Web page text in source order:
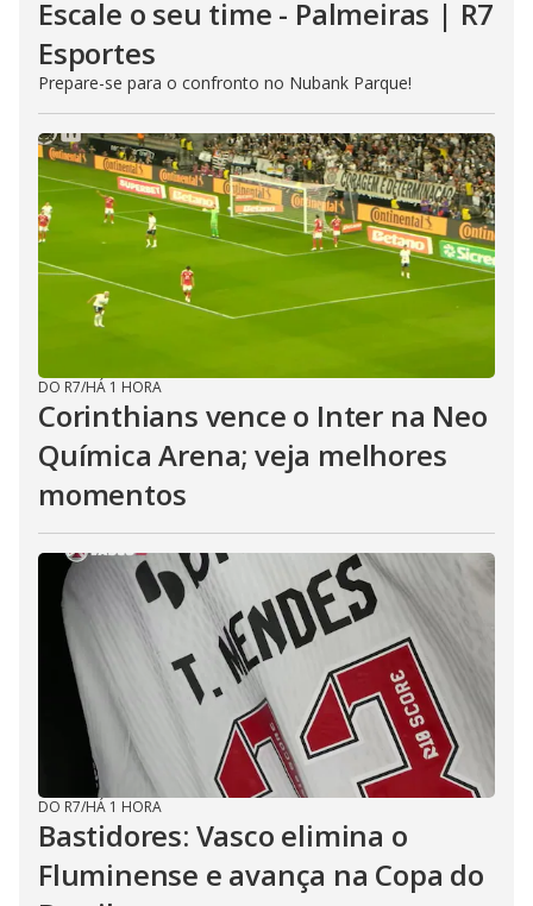
Escale o seu time - Palmeiras | R7
Esportes
Prepare-se para o confronto no Nubank Parque!
DO R7/HÁ 1 HORA
Corinthians vence o Inter na Neo
Química Arena; veja melhores
momentos
DO R7/HÁ 1 HORA
Bastidores: Vasco elimina o
Fluminense e avança na Copa do